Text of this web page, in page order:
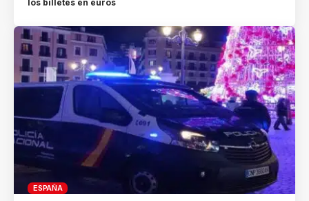
los billetes en euros
ESPAÑA